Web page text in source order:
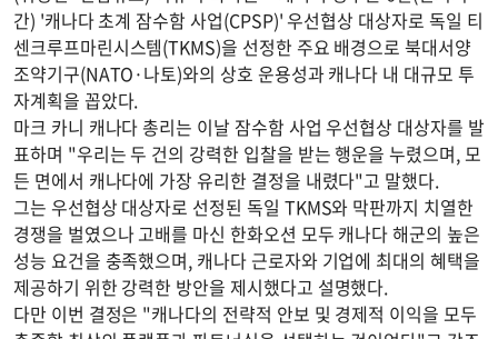
간) '캐나다 초계 잠수함 사업(CPSP)' 우선협상 대상자로 독일 티
센크루프마린시스템(TKMS)을 선정한 주요 배경으로 북대서양
조약기구(NATO·나토)와의 상호 운용성과 캐나다 내 대규모 투
자계획을 꼽았다.
마크 카니 캐나다 총리는 이날 잠수함 사업 우선협상 대상자를 발
표하며 "우리는 두 건의 강력한 입찰을 받는 행운을 누렸으며, 모
든 면에서 캐나다에 가장 유리한 결정을 내렸다"고 말했다.
그는 우선협상 대상자로 선정된 독일 TKMS와 막판까지 치열한
경쟁을 벌였으나 고배를 마신 한화오션 모두 캐나다 해군의 높은
성능 요건을 충족했으며, 캐나다 근로자와 기업에 최대의 혜택을
제공하기 위한 강력한 방안을 제시했다고 설명했다.
다만 이번 결정은 "캐나다의 전략적 안보 및 경제적 이익을 모두